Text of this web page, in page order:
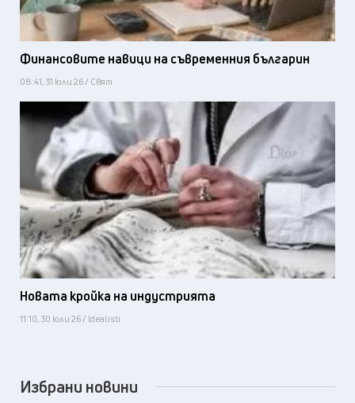
Финансовите навици на съвременния българин
08:41, 31 юли 26 / Свят
Новата кройка на индустрията
11:10, 30 юли 26 / Idealisti
Избрани новини